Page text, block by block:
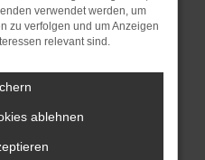
kann auch dazu
Funktionen nicht mehr
Schritte versucht
Wir werden
zu beheben. Du kannst
um uns bei der
verwendet werden, um
zu verfolgen und um Anzeigen
relevant sind.
ablehnen